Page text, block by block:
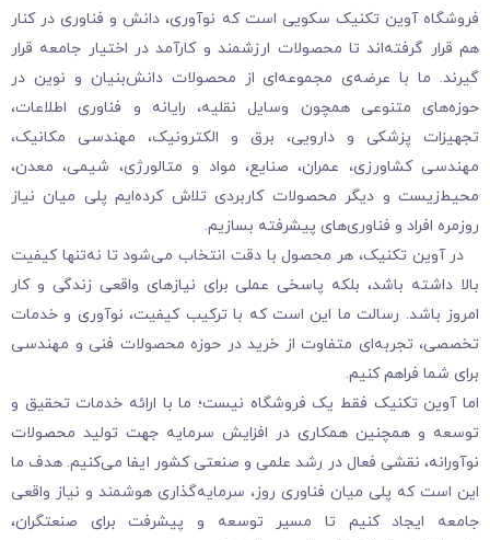
فروشگاه آوین تکنیک سکویی است که نوآوری، دانش و فناوری در کنار
هم قرار گرفته‌اند تا محصولات ارزشمند و کارآمد در اختیار جامعه قرار
گیرند. ما با عرضه‌ی مجموعه‌ای از محصولات دانش‌بنیان و نوین در
حوزه‌های متنوعی همچون وسایل نقلیه، رایانه و فناوری اطلاعات،
تجهیزات پزشکی و دارویی، برق و الکترونیک، مهندسی مکانیک،
مهندسی کشاورزی، عمران، صنایع، مواد و متالورژی، شیمی، معدن،
محیط‌زیست و دیگر محصولات کاربردی تلاش کرده‌ایم پلی میان نیاز
روزمره افراد و فناوری‌های پیشرفته بسازیم.
در آوین تکنیک، هر محصول با دقت انتخاب می‌شود تا نه‌تنها کیفیت
بالا داشته باشد، بلکه پاسخی عملی برای نیازهای واقعی زندگی و کار
امروز باشد. رسالت ما این است که با ترکیب کیفیت، نوآوری و خدمات
تخصصی، تجربه‌ای متفاوت از خرید در حوزه محصولات فنی و مهندسی
برای شما فراهم کنیم.
اما آوین تکنیک فقط یک فروشگاه نیست؛ ما با ارائه خدمات تحقیق و
توسعه و همچنین همکاری در افزایش سرمایه جهت تولید محصولات
نوآورانه، نقشی فعال در رشد علمی و صنعتی کشور ایفا می‌کنیم. هدف ما
این است که پلی میان فناوری روز، سرمایه‌گذاری هوشمند و نیاز واقعی
جامعه ایجاد کنیم تا مسیر توسعه و پیشرفت برای صنعتگران،